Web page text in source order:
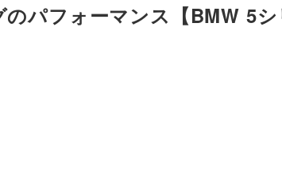
パフォーマンス【BMW 5